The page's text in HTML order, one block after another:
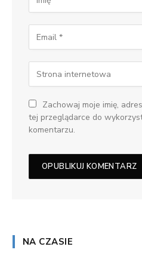
Zachowaj moje imię,
tej przeglądarce do
komentarzu.
NA CZASIE